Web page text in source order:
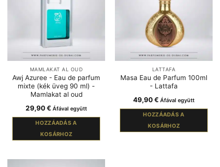
MAMLAKAT AL OUD
Awj Azuree - Eau de parfum
mixte (kék üveg 90 ml) -
Mamlakat al oud
29,90€ Áfával együtt
HOZZÁADÁS A
KOSÁRHOZ
LATTAFA
Masa Eau de Parfum 100ml
- Lattafa
49,90€ Áfával együtt
HOZZÁADÁS A
KOSÁRHOZ